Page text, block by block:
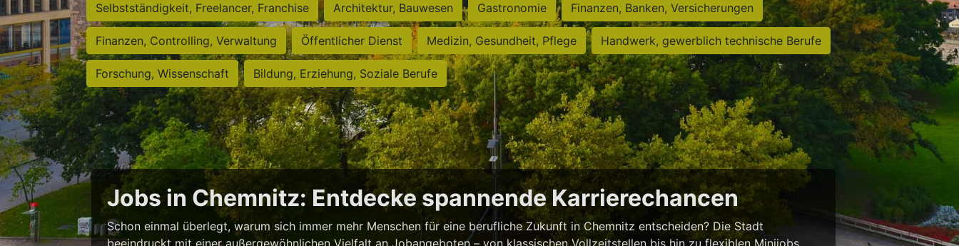
Selbstständigkeit, Freelancer, Franchise Architektur, Bauwesen Gastronomie Finanzen, Banken, Versicherungen
Finanzen, Controlling, Verwaltung Öffentlicher Dienst Medizin, Gesundheit, Pflege Handwerk, gewerblich technische Berufe
Forschung, Wissenschaft Bildung, Erziehung, Soziale Berufe
Jobs in Chemnitz: Entdecke spannende Karrierechancen
Schon einmal überlegt, warum sich immer mehr Menschen für eine berufliche Zukunft in Chemnitz entscheiden? Die Stadt